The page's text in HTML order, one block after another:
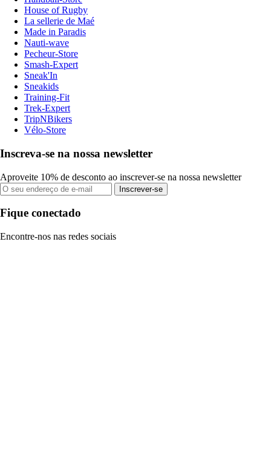
House of Rugby
La sellerie de Maé
Made in Paradis
Nauti-wave
Pecheur-Store
Smash-Expert
Sneak'In
Sneakids
Training-Fit
Trek-Expert
TripNBikers
Vélo-Store
Inscreva-se na nossa newsletter
Aproveite 10% de desconto ao inscrever-se na nossa newsletter
Inscrever-se
Fique conectado
Encontre-nos nas redes sociais